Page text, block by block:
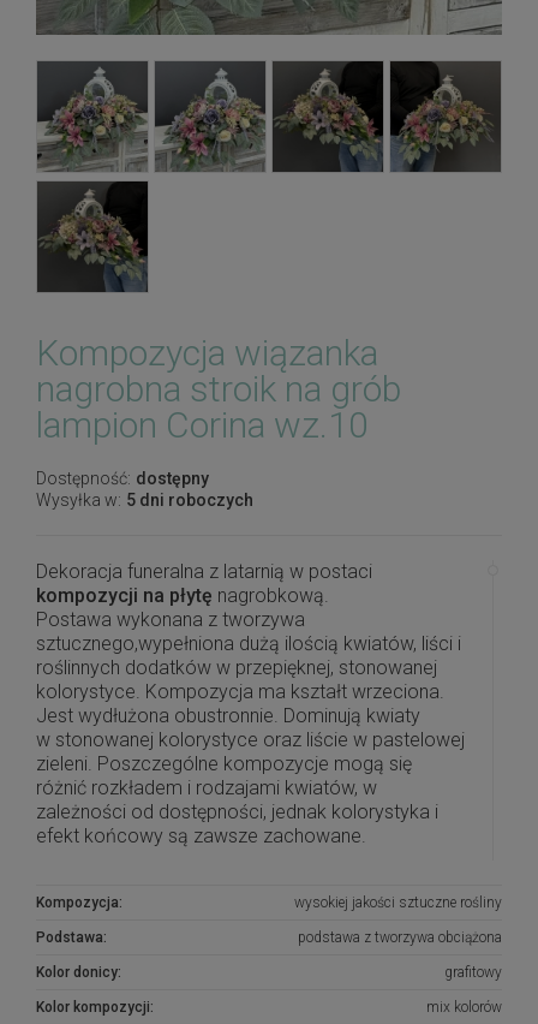
Kompozycja wiązanka
nagrobna stroik na grób
lampion Corina wz.10
Dostępność: dostępny
Wysyłka w: 5 dni roboczych
Dekoracja funeralna z latarnią w postaci
kompozycji na płytę nagrobkową.
Postawa wykonana z tworzywa
sztucznego,wypełniona dużą ilością kwiatów, liści i
roślinnych dodatków w przepięknej, stonowanej
kolorystyce. Kompozycja ma kształt wrzeciona.
Jest wydłużona obustronnie. Dominują kwiaty
w stonowanej kolorystyce oraz liście w pastelowej
zieleni. Poszczególne kompozycje mogą się
różnić rozkładem i rodzajami kwiatów, w
zależności od dostępności, jednak kolorystyka i
efekt końcowy są zawsze zachowane.
formą wyrażenia pamięci o bliskich. Wyszukana
forma, najwyższej jakości kwiaty i perfekcyjne
prezentuje się na nagrobkach.
Kompozycja: wysokiej jakości sztuczne rośliny
Podstawa: podstawa z tworzywa obciążona
Kolor donicy: grafitowy
Kolor kompozycji: mix kolorów